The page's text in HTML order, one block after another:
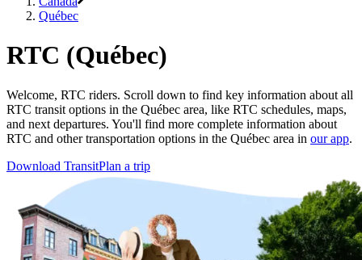
Québec
RTC (Québec)
Welcome, RTC riders. Scroll down to find key information about all
RTC transit options in the Québec area, like RTC schedules, maps,
and next departures. You'll find more complete information about
RTC and other transportation options in the Québec area in our app.
Download TransitPlan a trip